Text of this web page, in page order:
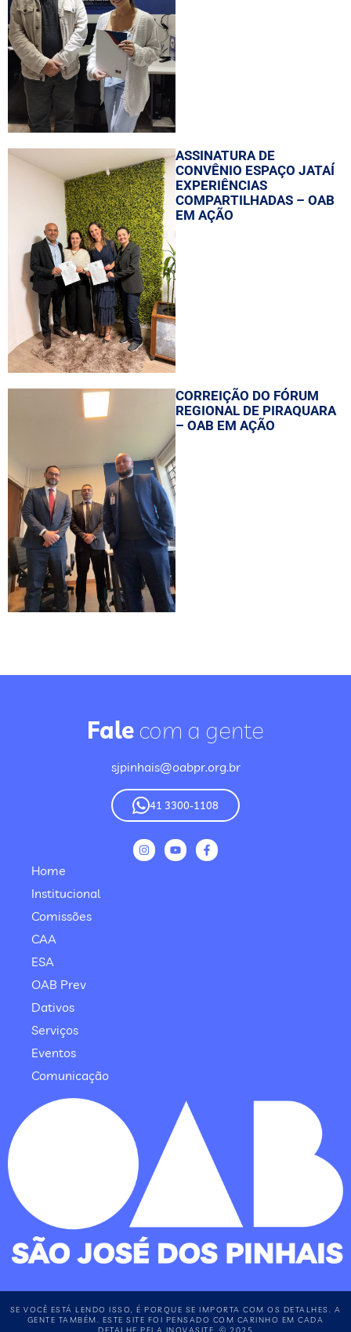
ASSINATURA DE
CONVÊNIO ESPAÇO JATAÍ
EXPERIÊNCIAS
COMPARTILHADAS – OAB
EM AÇÃO
CORREIÇÃO DO FÓRUM
REGIONAL DE PIRAQUARA
– OAB EM AÇÃO
Fale com a gente
sjpinhais@oabpr.org.br
41 3300-1108
Home
Institucional
Comissões
CAA
ESA
OAB Prev
Dativos
Serviços
Eventos
Comunicação
SE VOCÊ ESTÁ LENDO ISSO, É PORQUE SE IMPORTA COM OS DETALHES. A
GENTE TAMBÉM. ESTE SITE FOI PENSADO COM CARINHO EM CADA